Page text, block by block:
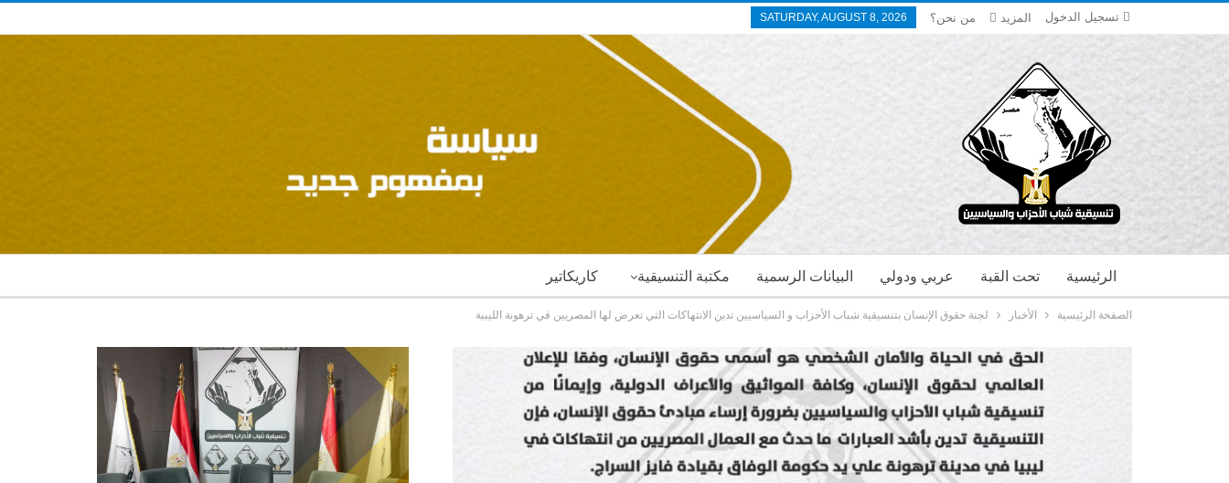
تسجيل الدخول SATURDAY, AUGUST 8, 2026 من نحن؟ المزيد
كاريكاتير مكتبة التنسيقية البيانات الرسمية عربي ودولي تحت القبة الرئيسية
الصفحة الرئيسية الأخبار لجنة حقوق الإنسان بتنسيقية شباب الأحزاب و السياسيين تدين الانتهاكات التي تعرض لها المصريين في ترهونة الليبية